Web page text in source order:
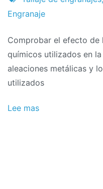
de
Engranaje
Comprobar el efecto de
químicos utilizados en
aleaciones metálicas y
utilizados
Lee mas